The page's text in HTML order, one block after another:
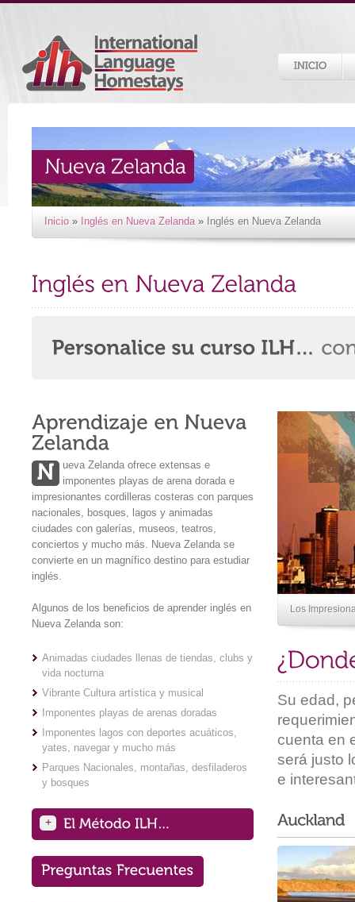
Inicio » Inglés en Nueva Zelanda » Inglés en Nueva Zelanda
ueva Zelanda ofrece extensas e
imponentes playas de arena dorada e
impresionantes cordilleras costeras con parques
nacionales, bosques, lagos y animadas
ciudades con galerías, museos, teatros,
conciertos y mucho más. Nueva Zelanda se
convierte en un magnífico destino para estudiar
inglés.
Algunos de los beneficios de aprender inglés en
Nueva Zelanda son:
Animadas ciudades llenas de tiendas, clubs y
vida nocturna
Vibrante Cultura artística y musical
Imponentes playas de arenas doradas
Imponentes lagos con deportes acuáticos,
yates, navegar y mucho más
Parques Nacionales, montañas, desfiladeros
y bosques
+
Los
Su edad,
cuenta en
será justo
e